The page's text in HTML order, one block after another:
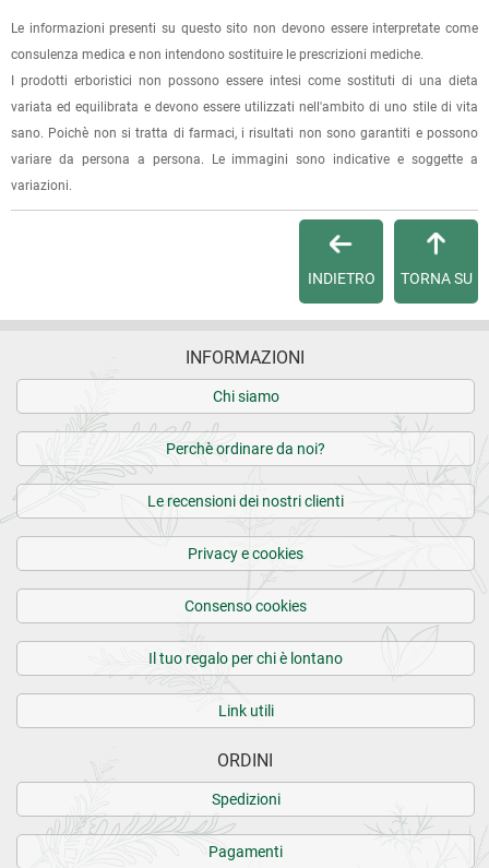
potrai verificare lo stato di lavorazione
dell'ordine e lo stato della spedizione.
Per qualsiasi informazione, contattaci via e-mail
Le informazioni presenti su questo sito non devono essere interpretate come
consulenza medica e non intendono sostituire le prescrizioni mediche.
I prodotti erboristici non possono essere intesi come sostituti di una dieta
variata ed equilibrata e devono essere utilizzati nell'ambito di uno stile di vita
sano. Poichè non si tratta di farmaci, i risultati non sono garantiti e possono
variare da persona a persona. Le immagini sono indicative e soggette a
variazioni.
TORNA SU
INDIETRO
INFORMAZIONI
Chi siamo
Perchè ordinare da noi?
Le recensioni dei nostri clienti
Privacy e cookies
Consenso cookies
Il tuo regalo per chi è lontano
Link utili
ORDINI
Spedizioni
Pagamenti